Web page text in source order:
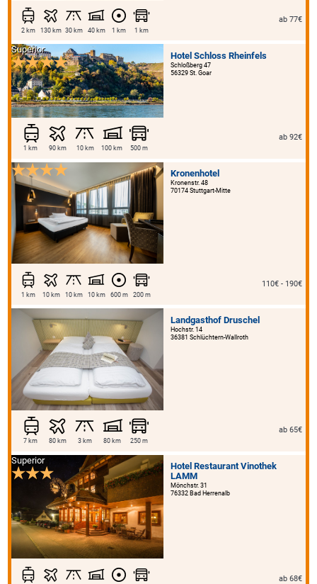
2 km 130 km 30 km 40 km 1 km 1 km
ab 77€
Hotel Schloss Rheinfels
Schloßberg 47
56329 St. Goar
Superior
1 km 90 km 10 km 100 km 500 m
ab 92€
Kronenhotel
Kronenstr. 48
70174 Stuttgart-Mitte
1 km 10 km 10 km 10 km 600 m 200 m
110€ - 190€
Landgasthof Druschel
Hochstr. 14
36381 Schlüchtern-Wallroth
7 km 80 km 3 km 80 km 250 m
ab 65€
Hotel Restaurant Vinothek
LAMM
Mönchstr. 31
76332 Bad Herrenalb
Superior
ab 68€